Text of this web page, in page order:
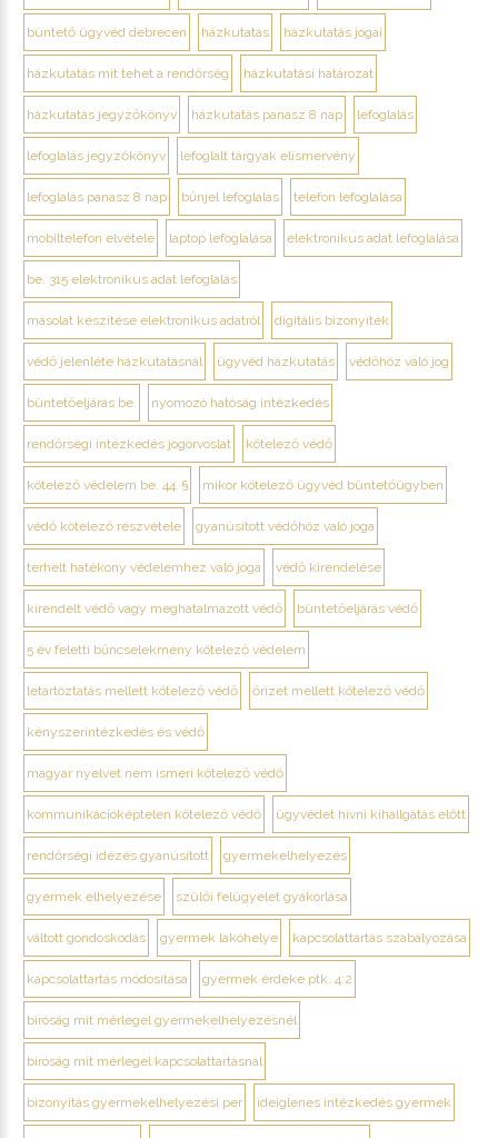
büntető ügyvéd debrecen házkutatás házkutatás jogai
házkutatás mit tehet a rendőrség házkutatási határozat
házkutatás jegyzőkönyv házkutatás panasz 8 nap lefoglalás
lefoglalás jegyzőkönyv lefoglalt tárgyak elismervény
lefoglalás panasz 8 nap bűnjel lefoglalás telefon lefoglalása
mobiltelefon elvétele laptop lefoglalása elektronikus adat lefoglalása
be. 315 elektronikus adat lefoglalás
másolat készítése elektronikus adatról digitális bizonyíték
védő jelenléte házkutatásnál ügyvéd házkutatás védőhöz való jog
büntetőeljárás be. nyomozó hatóság intézkedés
rendőrségi intézkedés jogorvoslat kötelező védő
kötelező védelem be. 44. § mikor kötelező ügyvéd büntetőügyben
védő kötelező részvétele gyanúsított védőhöz való joga
terhelt hatékony védelemhez való joga védő kirendelése
kirendelt védő vagy meghatalmazott védő büntetőeljárás védő
5 év feletti bűncselekmény kötelező védelem
letartóztatás mellett kötelező védő őrizet mellett kötelező védő
kényszerintézkedés és védő
magyar nyelvet nem ismeri kötelező védő
kommunikációképtelen kötelező védő ügyvédet hívni kihallgatás előtt
rendőrségi idézés gyanúsított gyermekelhelyezés
gyermek elhelyezése szülői felügyelet gyakorlása
váltott gondoskodás gyermek lakóhelye kapcsolattartás szabályozása
kapcsolattartás módosítása gyermek érdeke ptk. 4:2
bíróság mit mérlegel gyermekelhelyezésnél
bíróság mit mérlegel kapcsolattartásnál
bizonyítás gyermekelhelyezési per ideiglenes intézkedés gyermek